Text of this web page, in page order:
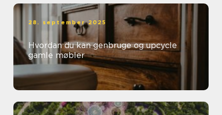
28. september 2025
Hvordan du kan genbruge og upcycle
gamle møbler